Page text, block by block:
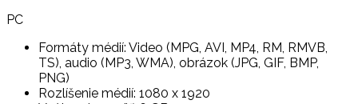
PC
Formáty médií: Video (MPG, AVI, MP4, RM, RMVB,
TS), audio (MP3, WMA), obrázok (JPG, GIF, BMP,
PNG)
Rozlíšenie médií: 1080 x 1920